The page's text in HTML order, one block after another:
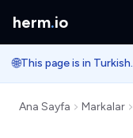
herm.io
🌐This page is in Turkish.
Ana Sayfa Markalar